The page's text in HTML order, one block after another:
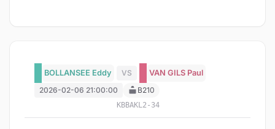
BOLLANSEE Eddy VS
VAN GILS Paul
2026-02-06 21:00:00
B210
KBBAKL2-34